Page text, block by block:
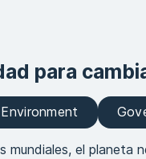
para
Environment
mundiales, el planeta